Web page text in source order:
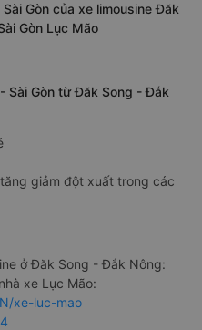
Gòn của xe limousine Đăk
Gòn Lục Mão
Sài Gòn từ Đăk Song - Đắk
giảm đột xuất trong các
ở Đăk Song - Đắk Nông:
xe Lục Mão:
xe-luc-mao